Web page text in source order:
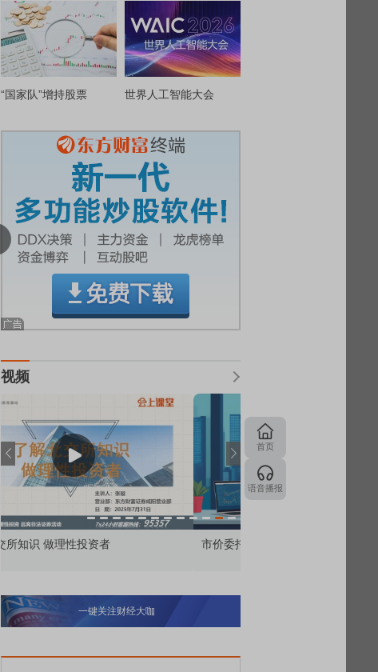
“国家队”增持股票 世界人工智能大会
视频
市价委托那么多种，究竟怎么用？
一键关注财经大咖
首页
语音播报